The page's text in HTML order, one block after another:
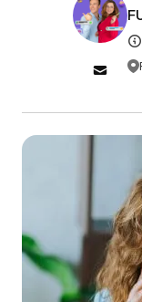
III.
Klientowi